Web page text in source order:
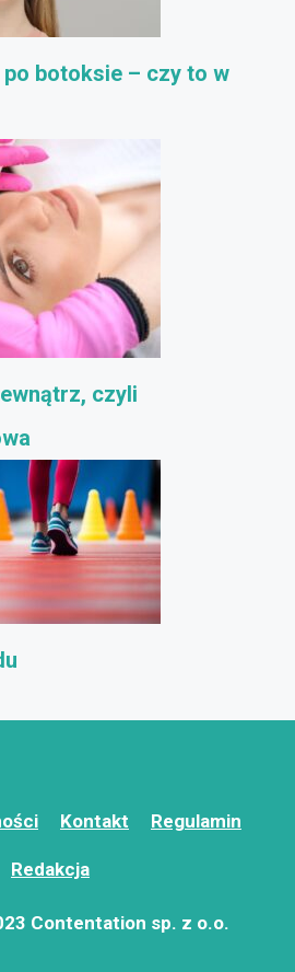
botoksie – czy to w
czyli
Kontakt Regulamin
Redakcja
Contentation sp. z o.o.